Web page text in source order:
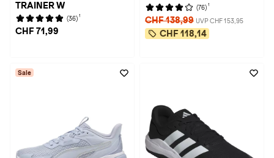
TRAINER W
(36) 1
CHF 71,99
(76) 1
CHF 138,99 UVP CHF 153,95
CHF 118,14
Sale